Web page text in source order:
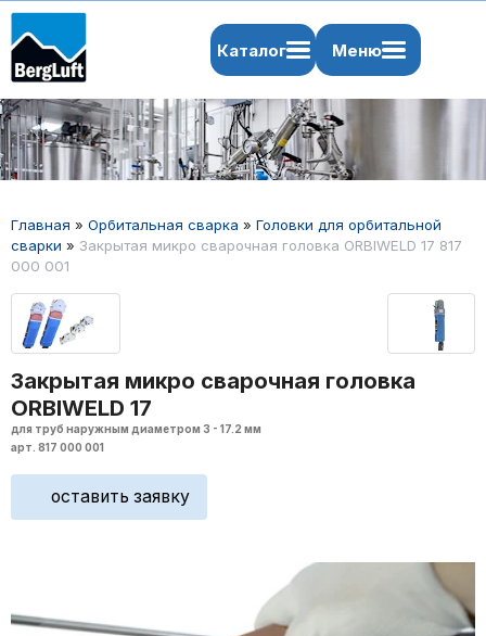
Каталог Меню
Главная » Орбитальная сварка » Головки для орбитальной
сварки » Закрытая микро сварочная головка ORBIWELD 17 817
000 001
Закрытая микро сварочная головка
ORBIWELD 17
для труб наружным диаметром 3 - 17.2 мм
арт. 817 000 001
оставить заявку